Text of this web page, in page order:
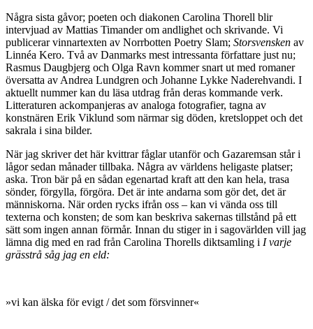
Några sista gåvor; poeten och diakonen Carolina Thorell blir
intervjuad av Mattias Timander om andlighet och skrivande. Vi
publicerar vinnartexten av Norrbotten Poetry Slam; Storsvensken av
Linnéa Kero. Två av Danmarks mest intressanta författare just nu;
Rasmus Daugbjerg och Olga Ravn kommer snart ut med romaner
översatta av Andrea Lundgren och Johanne Lykke Naderehvandi. I
aktuellt nummer kan du läsa utdrag från deras kommande verk.
Litteraturen ackompanjeras av analoga fotografier, tagna av
konstnären Erik Viklund som närmar sig döden, kretsloppet och det
sakrala i sina bilder.
När jag skriver det här kvittrar fåglar utanför och Gazaremsan står i
lågor sedan månader tillbaka. Några av världens heligaste platser;
aska. Tron bär på en sådan egenartad kraft att den kan hela, trasa
sönder, förgylla, förgöra. Det är inte andarna som gör det, det är
människorna. När orden rycks ifrån oss – kan vi vända oss till
texterna och konsten; de som kan beskriva sakernas tillstånd på ett
sätt som ingen annan förmår. Innan du stiger in i sagovärlden vill jag
lämna dig med en rad från Carolina Thorells diktsamling i I varje
grässtrå såg jag en eld:
»vi kan älska för evigt / det som försvinner«